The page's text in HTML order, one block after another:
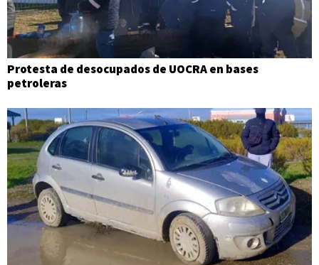
Protesta de desocupados de UOCRA en bases
petroleras